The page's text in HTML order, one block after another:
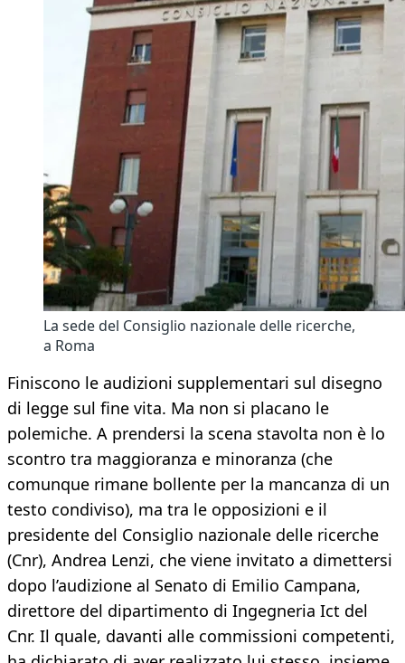
La sede del Consiglio nazionale delle ricerche,
a Roma
Finiscono le audizioni supplementari sul disegno
di legge sul fine vita. Ma non si placano le
polemiche. A prendersi la scena stavolta non è lo
scontro tra maggioranza e minoranza (che
comunque rimane bollente per la mancanza di un
testo condiviso), ma tra le opposizioni e il
presidente del Consiglio nazionale delle ricerche
(Cnr), Andrea Lenzi, che viene invitato a dimettersi
dopo l’audizione al Senato di Emilio Campana,
direttore del dipartimento di Ingegneria Ict del
Cnr. Il quale, davanti alle commissioni competenti,